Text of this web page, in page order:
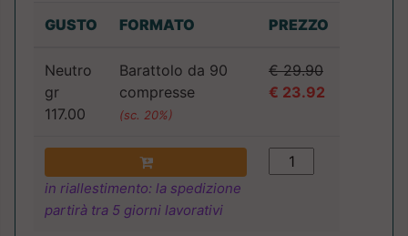
GUSTO FORMATO PREZZO
Neutro
gr
117.00
Barattolo da 90
compresse
(sc. 20%)
€ 29.90
€ 23.92
in riallestimento: la spedizione
partirà tra 5 giorni lavorativi